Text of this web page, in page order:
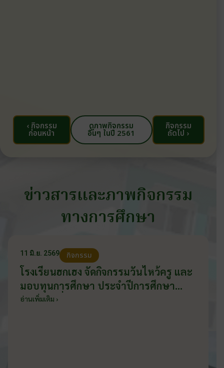
‹ กิจกรรม
ก่อนหน้า
ดูภาพกิจกรรม
อื่นๆ ในปี 2561
กิจกรรม
ถัดไป ›
ข่าวสารและภาพกิจกรรม
ทางการศึกษา
11 มิ.ย. 2569 กิจกรรม
โรงเรียนฮกเฮง จัดกิจกรรมวันไหว้ครู และ
มอบทุนการศึกษา ประจำปีการศึกษา
2569 วันที่ 11 มิถุนายน 2569
อ่านเพิ่มเติม ›